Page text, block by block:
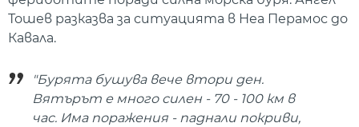
Тошев разказва за ситуацията в Неа Перамос до
Кавала.
"Бурята бушува вече втори ден.
Вятърът е много силен - 70 - 100 км в
час. Има поражения - паднали покриви,